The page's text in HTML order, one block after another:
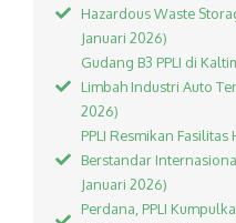
Hazardous Waste
Januari 2026)
Gudang B3 PPLI di
Limbah Industri Auto
2026)
PPLI Resmikan
Berstandar
Januari 2026)
Perdana, PPLI